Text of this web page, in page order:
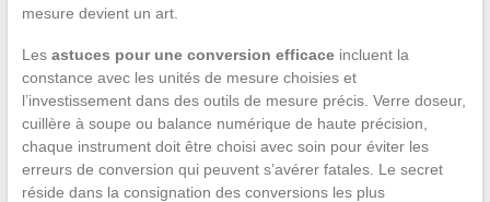
mesure devient un art.
Les astuces pour une conversion efficaceincluent la
constance avec les unités de mesure choisies et
l’investissement dans des outils de mesure précis. Verre doseur,
cuillère à soupe ou balance numérique de haute précision,
chaque instrument doit être choisi avec soin pour éviter les
erreurs de conversion qui peuvent s’avérer fatales. Le secret
réside dans la consignation des conversions les plus